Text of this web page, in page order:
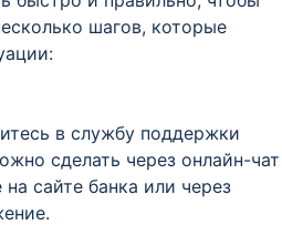
шагов, которые
в службу поддержки
сделать через онлайн-чат
сайте банка или через